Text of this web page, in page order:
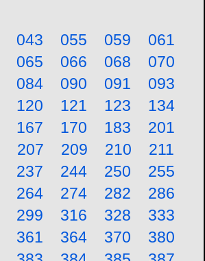
043 055 059
061
065 066 068
070
084 090 091
093
120 121 123
134
167 170 183
201
207 209 210
211
237 244 250
255
264 274 282
286
299 316 328
333
361 364 370
380